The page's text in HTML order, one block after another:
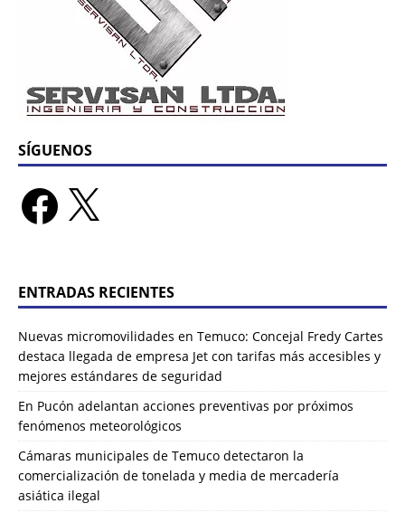
SÍGUENOS
ENTRADAS RECIENTES
Nuevas micromovilidades en Temuco: Concejal Fredy Cartes
destaca llegada de empresa Jet con tarifas más accesibles y
mejores estándares de seguridad
En Pucón adelantan acciones preventivas por próximos
fenómenos meteorológicos
Cámaras municipales de Temuco detectaron la
comercialización de tonelada y media de mercadería
asiática ilegal